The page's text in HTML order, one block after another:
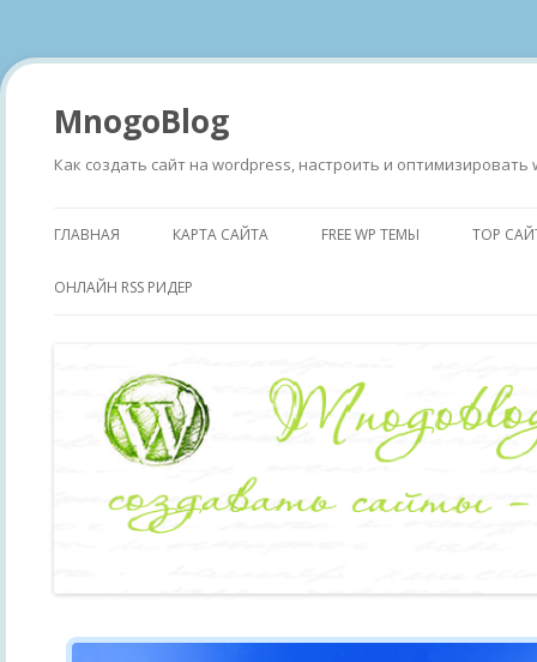
MnogoBlog
Как создать сайт на wordpress, настроить и оптимизировать
ГЛАВНАЯ КАРТА САЙТА FREE WP ТЕМЫ TOP
ОНЛАЙН RSS РИДЕР